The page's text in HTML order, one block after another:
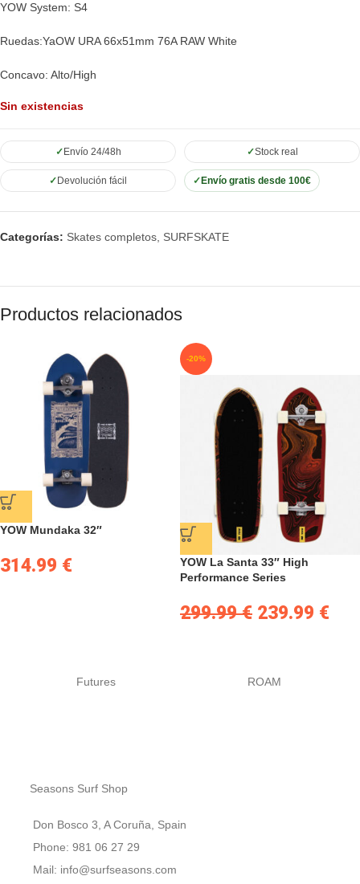
YOW System: S4
Ruedas:YaOW URA 66x51mm 76A RAW White
Concavo: Alto/High
Sin existencias
Envío 24/48h Stock real
Devolución fácil Envío gratis desde 100€
Categorías: Skates completos SURFSKATE
Productos relacionados
YOW Mundaka 32″
314.99 €
-20%
YOW La Santa 33″ High
Performance Series
299.99€ 239.99 €
Futures ROAM
Seasons Surf Shop
Don Bosco 3, A Coruña, Spain
Phone: 981 06 27 29
Mail: info@surfseasons.com